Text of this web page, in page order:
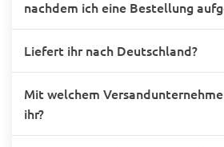
nachdem ich eine Bestellung
Liefert ihr nach Deutschland?
Mit welchem
ihr?